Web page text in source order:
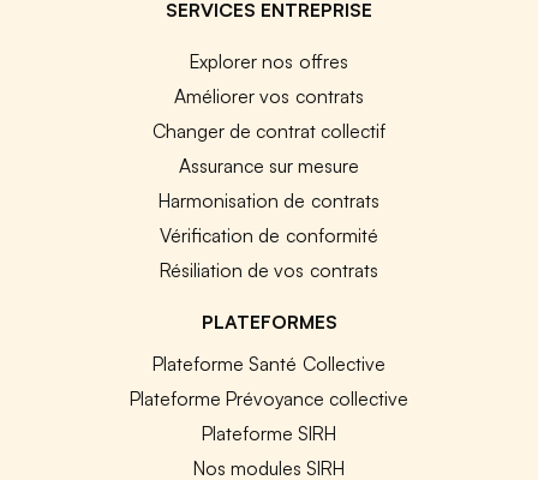
SERVICES ENTREPRISE
Explorer nos offres
Améliorer vos contrats
Changer de contrat collectif
Assurance sur mesure
Harmonisation de contrats
Vérification de conformité
Résiliation de vos contrats
PLATEFORMES
Plateforme Santé Collective
Plateforme Prévoyance collective
Plateforme SIRH
Nos modules SIRH